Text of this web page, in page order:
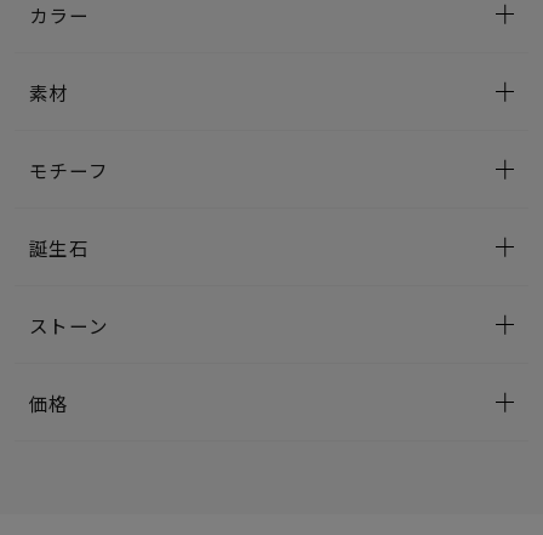
カラー
素材
モチーフ
誕生石
ストーン
価格